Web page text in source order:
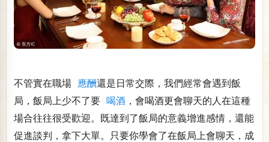
不管實在職場 應酬還是日常交際，我們經常會遇到飯
局，飯局上少不了要
喝酒 ，會喝酒更會聊天的人在這種
場合往往很受歡迎。既達到了飯局的意義增進感情，還能
促進談判，拿下大單。只要你學會了在飯局上會聊天，成